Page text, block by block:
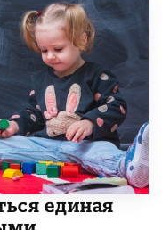
единая